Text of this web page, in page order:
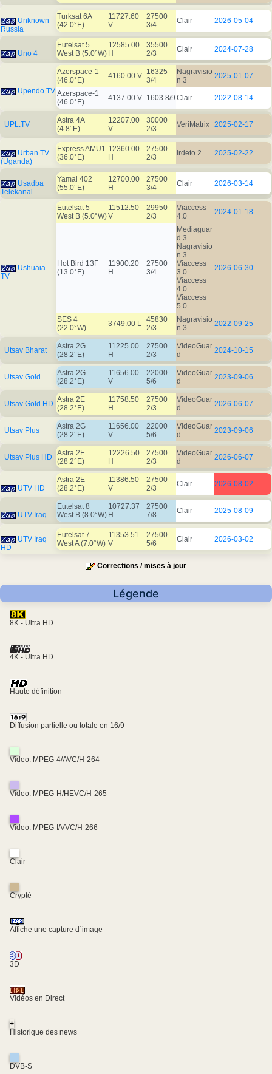
Unknown
Russia
Turksat 6A
(42.0°E)
11727.60
V
27500
3/4
Clair 2026-05-04
Uno 4
Eutelsat 5
West B (5.0°W)
12585.00
H
35500
2/3
Clair 2024-07-28
Upendo TV
Azerspace-1
(46.0°E)
4160.00 V 16325
3/4
Nagravisio
n 3
2025-01-07
Azerspace-1
(46.0°E)
4137.00 V 1603 8/9 Clair 2022-08-14
UPL.TV
Astra 4A
(4.8°E)
12207.00
V
30000
2/3
VeriMatrix 2025-02-17
Urban TV
(Uganda)
Express AMU1
(36.0°E)
12360.00
H
27500
2/3
Irdeto 2 2025-02-22
Usadba
Telekanal
Yamal 402
(55.0°E)
12700.00
H
27500
3/4
Clair 2026-03-14
Ushuaia
TV
Eutelsat 5
West B (5.0°W)
11512.50
V
29950
2/3
Viaccess
4.0
2024-01-18
Hot Bird 13F
(13.0°E)
11900.20
H
27500
3/4
Mediaguar
d 3
Nagravisio
n 3
Viaccess
3.0
Viaccess
4.0
Viaccess
5.0
2026-06-30
SES 4
(22.0°W)
3749.00 L 45830
2/3
Nagravisio
n 3
2022-09-25
Utsav Bharat
Astra 2G
(28.2°E)
11225.00
H
27500
2/3
VideoGuar
d
2024-10-15
Utsav Gold
Astra 2G
(28.2°E)
11656.00
V
22000
5/6
VideoGuar
d
2023-09-06
Utsav Gold HD Astra 2E
(28.2°E)
11758.50
H
27500
2/3
VideoGuar
d
2026-06-07
Utsav Plus
Astra 2G
(28.2°E)
11656.00
V
22000
5/6
VideoGuar
d
2023-09-06
Utsav Plus HD
Astra 2F
(28.2°E)
12226.50
H
27500
2/3
VideoGuar
d
2026-06-07
UTV HD
Astra 2E
(28.2°E)
11386.50
V
27500
2/3
Clair 2026-08-02
UTV Iraq
Eutelsat 8
West B (8.0°W)
10727.37
H
27500
7/8
Clair 2025-08-09
UTV Iraq
HD
Eutelsat 7
West A (7.0°W)
11353.51
V
27500
5/6
Clair 2026-03-02
Corrections / mises à jour
Légende
8K - Ultra HD
4K - Ultra HD
Haute définition
Diffusion partielle ou totale en 16/9
Video: MPEG-4/AVC/H-264
Video: MPEG-H/HEVC/H-265
Video: MPEG-I/VVC/H-266
Clair
Crypté
Affiche une capture d´image
3D
Vidéos en Direct
+
Historique des news
DVB-S